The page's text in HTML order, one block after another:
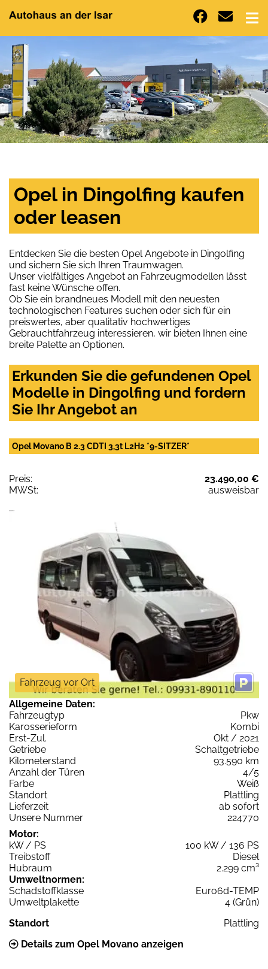
Opel in Dingolfing kaufen
oder leasen
Entdecken Sie die besten Opel Angebote in Dingolfing
und sichern Sie sich Ihren Traumwagen.
Unser vielfältiges Angebot an Fahrzeugmodellen lässt
fast keine Wünsche offen.
Ob Sie ein brandneues Modell mit den neuesten
technologischen Features suchen oder sich für ein
preiswertes, aber qualitativ hochwertiges
Gebrauchtfahrzeug interessieren, wir bieten Ihnen eine
breite Palette an Optionen.
Erkunden Sie die gefundenen Opel
Modelle in Dingolfing und fordern
Sie Ihr Angebot an
Opel Movano B 2.3 CDTI 3,3t L2H2 *9-SITZER*
Preis:
23.490,00 €
MWSt:
ausweisbar
Fahrzeug vor Ort
Allgemeine Daten:
Fahrzeugtyp
Pkw
Karosserieform
Kombi
Erst-Zul.
Okt / 2021
Getriebe
Schaltgetriebe
Kilometerstand
93.590 km
Anzahl der Türen
4/5
Farbe
Weiß
Standort
Plattling
Lieferzeit
ab sofort
Unsere Nummer
224770
Motor:
kW / PS
100 kW / 136 PS
Treibstoff
Diesel
Hubraum
2.299 cm³
Umweltnormen:
Schadstoffklasse
Euro6d-TEMP
Umweltplakette
4 (Grün)
Standort
Plattling
Details zum Opel Movano anzeigen